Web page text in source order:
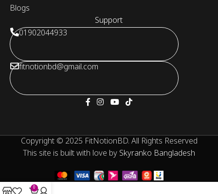
Blogs
Support
01902044933
fitnotionbd@gmail.com
Copyright © 2025 FitNotionBD. All Rights Reserved
This site is built with love by Skyranko Bangladesh
0